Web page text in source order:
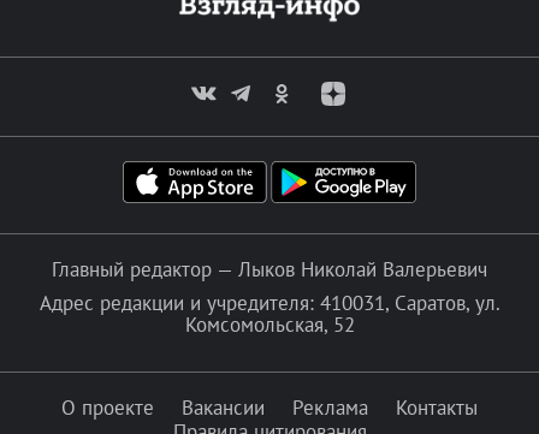
Главный редактор — Лыков Николай Валерьевич
Адрес редакции и учредителя: 410031, Саратов, ул.
Комсомольская, 52
О проекте Вакансии Реклама
Контакты